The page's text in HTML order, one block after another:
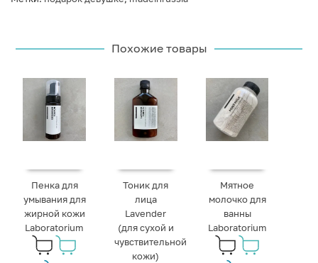
Похожие товары
Пенка для
умывания для
жирной кожи
Laboratorium
Тоник для
лица
Lavender
(для сухой и
чувствительной
кожи)
Мятное
молочко для
ванны
Laboratorium